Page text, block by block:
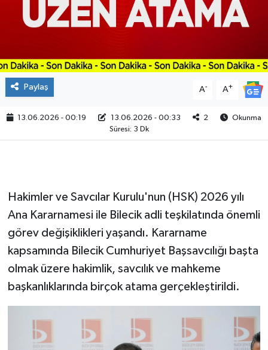
Paylaş A- A+
13.06.2026 - 00:19 13.06.2026 - 00:33 2
Okunma
Süresi: 3 Dk
Hakimler ve Savcılar Kurulu'nun (HSK) 2026 yılı
Ana Kararnamesi ile Bilecik adli teşkilatında önemli
görev değişiklikleri yaşandı. Kararname
kapsamında Bilecik Cumhuriyet Başsavcılığı başta
olmak üzere hakimlik, savcılık ve mahkeme
başkanlıklarında birçok atama gerçekleştirildi.